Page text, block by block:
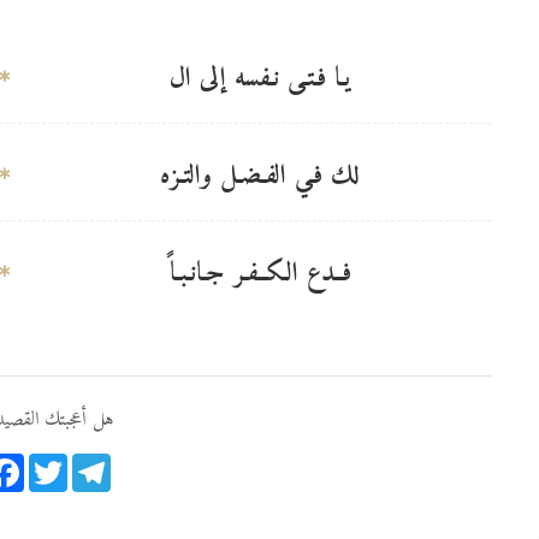
يـا فـتـى نـفسه إلى ال
لك فـي الفـضـل والتـزه
فــدع الكــفـر جـانـبـاً
هل أعجبتك
TwitterTelegram